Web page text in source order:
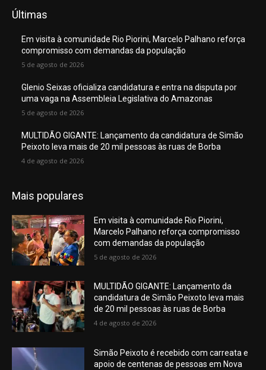
Últimas
Em visita à comunidade Rio Piorini, Marcelo Palhano reforça
compromisso com demandas da população
5 de agosto de 2026
Glenio Seixas oficializa candidatura e entra na disputa por
uma vaga na Assembleia Legislativa do Amazonas
5 de agosto de 2026
MULTIDÃO GIGANTE: Lançamento da candidatura de Simão
Peixoto leva mais de 20 mil pessoas às ruas de Borba
4 de agosto de 2026
Mais populares
Em visita à comunidade Rio Piorini,
Marcelo Palhano reforça compromisso
com demandas da população
5 de agosto de 2026
MULTIDÃO GIGANTE: Lançamento da
candidatura de Simão Peixoto leva mais
de 20 mil pessoas às ruas de Borba
4 de agosto de 2026
Simão Peixoto é recebido com carreata e
apoio de centenas de pessoas em Nova